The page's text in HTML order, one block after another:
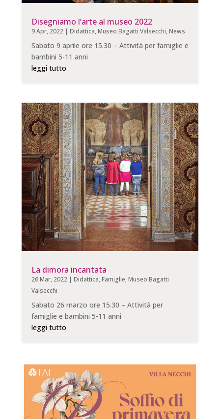
Disegniamo l’arte al museo 2022
9 Apr, 2022| Didattica,Museo Bagatti Valsecchi,News
Sabato 9 aprile ore 15.30 – Attività per famiglie e
bambini 5-11 anni
leggi tutto
La dimora incantata
26 Mar, 2022| Didattica,Famiglie,Museo Bagatti
Valsecchi
Sabato 26 marzo ore 15.30 – Attività per
famiglie e bambini 5-11 anni
leggi tutto